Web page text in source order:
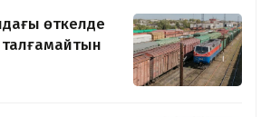
өткелде